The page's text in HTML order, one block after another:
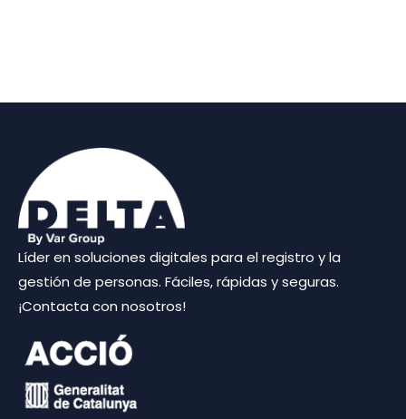
Líder en soluciones digitales para el registro y la
gestión de personas. Fáciles, rápidas y seguras.
¡Contacta con nosotros!